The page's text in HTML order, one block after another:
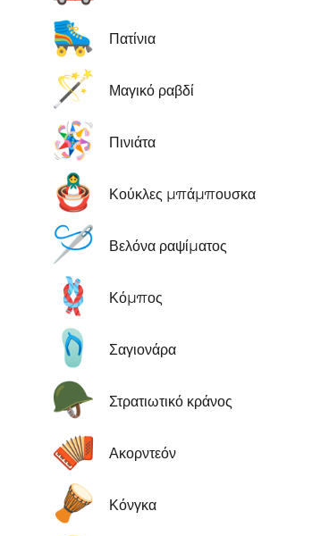
🛼 Πατίνια
🪄 Μαγικό ραβδί
🪅 Πινιάτα
🪆 Κούκλες μπάμπουσκα
🪡 Βελόνα ραψίματος
🪢 Κόμπος
🩴 Σαγιονάρα
🪖 Στρατιωτικό κράνος
🪗 Ακορντεόν
🪘 Κόνγκα